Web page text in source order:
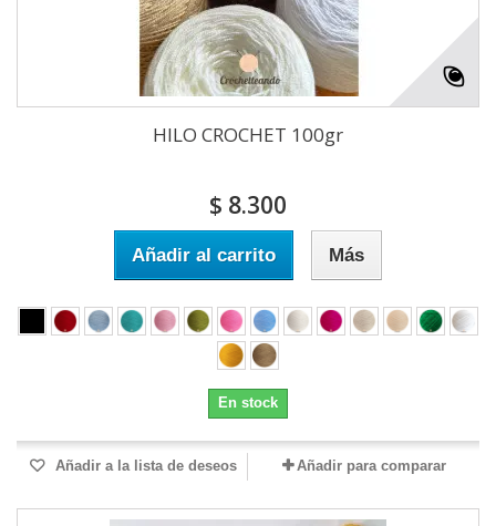
HILO CROCHET 100gr
$ 8.300
Añadir al carrito Más
En stock
Añadir a la lista de deseos Añadir para comparar